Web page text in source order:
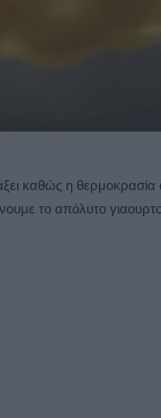
καθώς η θερμοκρασία
το απόλυτο